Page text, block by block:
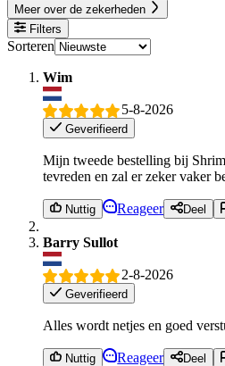
Meer over de zekerheden
Filters
Sorteren
Wim
5-8-2026
Geverifieerd
Mijn tweede bestelling bij
tevreden en zal er zeker vaker
Nuttig Reageer Deel
Barry Sullot
2-8-2026
Geverifieerd
Alles wordt netjes en goed
Nuttig Reageer Deel